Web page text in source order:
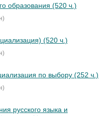
образования (520 ч.)
(520 ч.)
по выбору (252 ч.)
русского языка и